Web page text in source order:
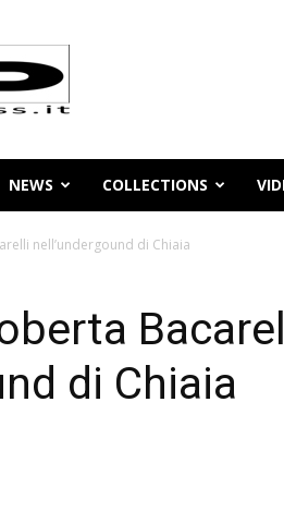
NEWS COLLECTIONS
nell’undergound di Chiaia
di Chiaia